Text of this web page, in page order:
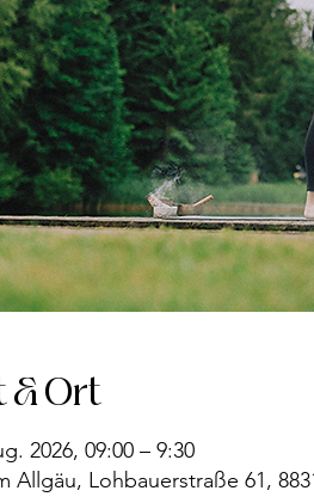
& Ort
2026, 09:00 – 9:30
Allgäu, Lohbauerstraße 61,